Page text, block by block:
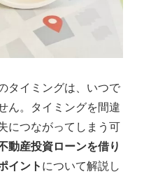
タイミングは、いつで
ん。タイミングを間違
につながってしまう可
動産投資ローンを借り
イント について解説し